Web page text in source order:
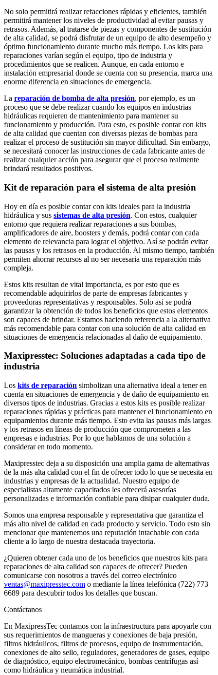
No solo permitirá realizar refacciones rápidas y eficientes, también
permitirá mantener los niveles de productividad al evitar pausas y
retrasos. Además, al tratarse de piezas y componentes de sustitución
de alta calidad, se podrá disfrutar de un equipo de alto desempeño y
óptimo funcionamiento durante mucho más tiempo. Los kits para
reparaciones varían según el equipo, tipo de industria y
procedimientos que se realicen. Aunque, en cada entorno e
instalación empresarial donde se cuenta con su presencia, marca una
enorme diferencia en situaciones de emergencia.
La reparación de bomba de alta presión, por ejemplo, es un
proceso que se debe realizar cuando los equipos en industrias
hidráulicas requieren de mantenimiento para mantener su
funcionamiento y producción. Para esto, es posible contar con kits
de alta calidad que cuentan con diversas piezas de bombas para
realizar el proceso de sustitución sin mayor dificultad. Sin embargo,
se necesitará conocer las instrucciones de cada fabricante antes de
realizar cualquier acción para asegurar que el proceso realmente
brindará resultados positivos.
Kit de reparación para el sistema de alta presión
Hoy en día es posible contar con kits ideales para la industria
hidráulica y sus sistemas de alta presión. Con estos, cualquier
entorno que requiera realizar reparaciones a sus bombas,
amplificadores de aire, boosters y demás, podrá contar con cada
elemento de relevancia para lograr el objetivo. Así se podrán evitar
las pausas y los retrasos en la producción. Al mismo tiempo, también
permiten ahorrar recursos al no ser necesaria una reparación más
compleja.
Estos kits resultan de vital importancia, es por esto que es
recomendable adquirirlos de parte de empresas fabricantes y
proveedoras representativas y responsables. Solo así se podrá
garantizar la obtención de todos los beneficios que estos elementos
son capaces de brindar. Estamos haciendo referencia a la alternativa
más recomendable para contar con una solución de alta calidad en
situaciones de emergencia relacionadas al daño de equipamiento.
Maxipresstec: Soluciones adaptadas a cada tipo de
industria
Los kits de reparación simbolizan una alternativa ideal a tener en
cuenta en situaciones de emergencia y de daño de equipamiento en
diversos tipos de industrias. Gracias a estos kits es posible realizar
reparaciones rápidas y prácticas para mantener el funcionamiento en
equipamientos durante más tiempo. Esto evita las pausas más largas
y los retrasos en líneas de producción que comprometen a las
empresas e industrias. Por lo que hablamos de una solución a
considerar en todo momento.
Maxipresstec deja a su disposición una amplia gama de alternativas
de la más alta calidad con el fin de ofrecer todo lo que se necesita en
industrias y empresas de la actualidad. Nuestro equipo de
especialistas altamente capacitados les ofrecerá asesorías
personalizadas e información confiable para disipar cualquier duda.
Somos una empresa responsable y representativa que garantiza el
más alto nivel de calidad en cada producto y servicio. Todo esto sin
mencionar que mantenemos una reputación intachable con cada
cliente a lo largo de nuestra destacada trayectoria.
¿Quieren obtener cada uno de los beneficios que nuestros kits para
reparaciones de alta calidad son capaces de ofrecer? Pueden
comunicarse con nosotros a través del correo electrónico
ventas@maxipresstec.com o mediante la línea telefónica (722) 773
6689 para descubrir todos los detalles que buscan.
Contáctanos
En MaxipressTec contamos con la infraestructura para apoyarle con
sus requerimientos de mangueras y conexiones de baja presión,
filtros hidráulicos, filtros de procesos, equipo de instrumentación,
conexiones de alto sello, reguladores, generadores de gases, equipo
de diagnóstico, equipo electromecánico, bombas centrífugas así
como hidráulica y neumática industrial.